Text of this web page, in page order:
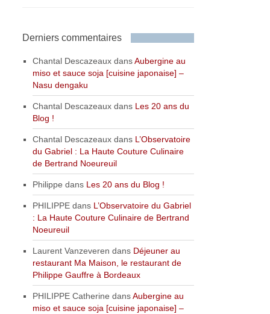
Derniers commentaires
Chantal Descazeaux dansAubergine au
miso et sauce soja [cuisine japonaise] –
Nasu dengaku
Chantal Descazeaux dans Les 20 ans du
Blog !
Chantal Descazeaux dans L’Observatoire
du Gabriel : La Haute Couture Culinaire
de Bertrand Noeureuil
Philippe dans Les 20 ans du Blog !
PHILIPPE dans L’Observatoire du Gabriel
: La Haute Couture Culinaire de Bertrand
Noeureuil
Laurent Vanzeveren dans Déjeuner au
restaurant Ma Maison, le restaurant de
Philippe Gauffre à Bordeaux
PHILIPPE Catherine dansAubergine au
miso et sauce soja [cuisine japonaise] –